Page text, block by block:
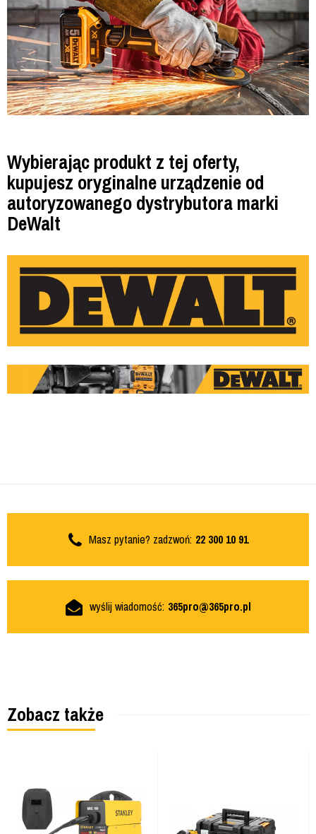
Wybierając produkt z tej oferty,
kupujesz oryginalne urządzenie od
autoryzowanego dystrybutora marki
DeWalt
Masz pytanie? zadzwoń: 22 300 10 91
wyślij wiadomość: 365pro@365pro.pl
Zobacz także